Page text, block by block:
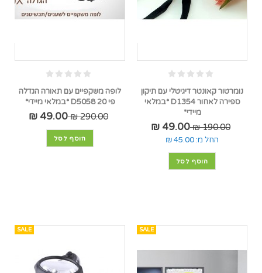
נומרטור קאונטר דיגיטלי עם תיקון
ספירה לאחור D1354 *במלאי
מיידי*
190.00 ₪
49.00 ₪
החל מ: 45.00 ₪
הוסף לסל
לופה משקפיים עם תאורה הגדלה
פי 20 D5058 *במלאי מיידי*
290.00 ₪
49.00 ₪
הוסף לסל
SALE
SALE